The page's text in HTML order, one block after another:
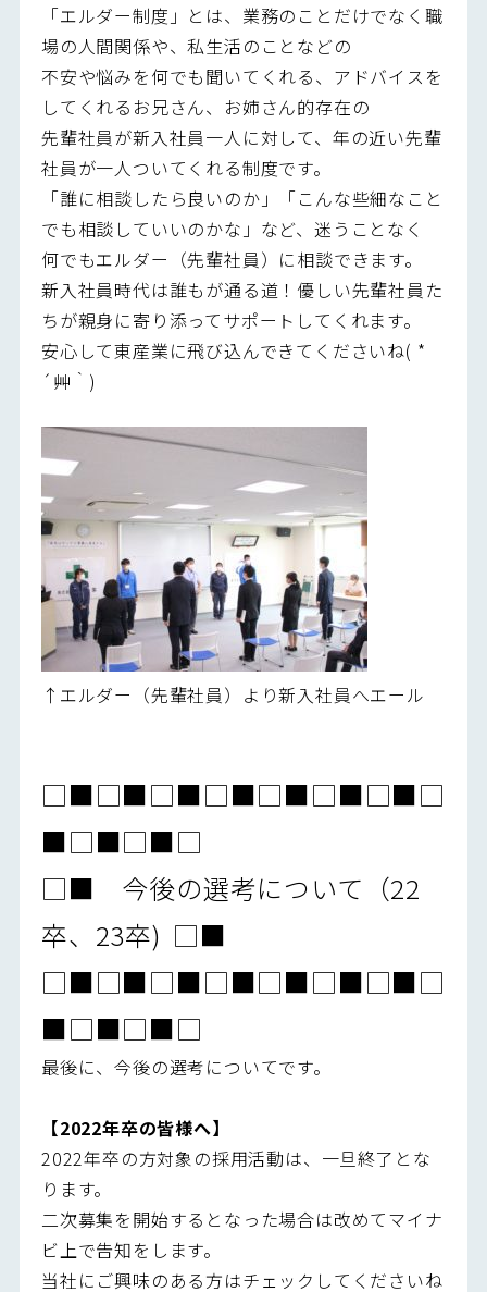
「エルダー制度」とは、業務のことだけでなく職
場の人間関係や、私生活のことなどの
不安や悩みを何でも聞いてくれる、アドバイスを
してくれるお兄さん、お姉さん的存在の
先輩社員が新入社員一人に対して、年の近い先輩
社員が一人ついてくれる制度です。
「誰に相談したら良いのか」「こんな些細なこと
でも相談していいのかな」など、迷うことなく
何でもエルダー（先輩社員）に相談できます。
新入社員時代は誰もが通る道！優しい先輩社員た
ちが親身に寄り添ってサポートしてくれます。
安心して東産業に飛び込んできてくださいね( *
´艸｀)
↑エルダー（先輩社員）より新入社員へエール
□■□■□■□■□■□■□■□
■□■□■□
□■ 今後の選考について（22
卒、23卒) □■
□■□■□■□■□■□■□■□
■□■□■□
最後に、今後の選考についてです。
【2022年卒の皆様へ】
2022年卒の方対象の採用活動は、一旦終了とな
ります。
二次募集を開始するとなった場合は改めてマイナ
ビ上で告知をします。
当社にご興味のある方はチェックしてくださいね